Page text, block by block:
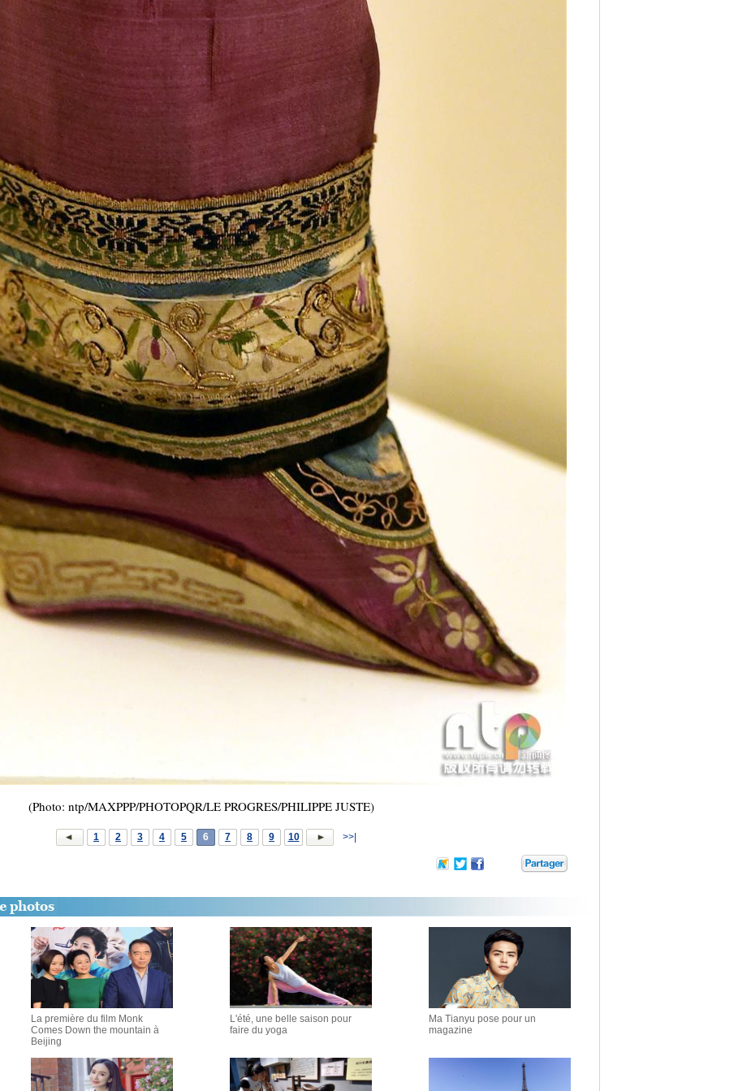
(Photo: ntp/MAXPPP/PHOTOPQR/LE PROGRES/PHILIPPE JUSTE)
1 2 3 4 5 6 7 8 9 10 >>|
La première du film Monk
Comes Down the mountain à
Beijing
L'été, une belle saison pour
faire du yoga
Ma Tianyu pose pour un
magazine